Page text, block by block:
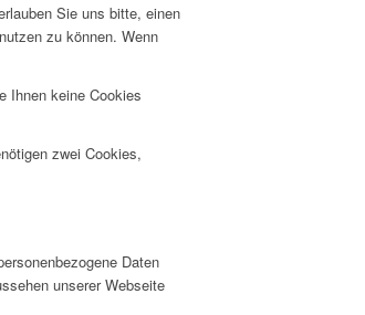
Sie uns bitte, einen
zu können. Wenn
Ihnen keine Cookies
zwei Cookies,
Daten
unserer Webseite